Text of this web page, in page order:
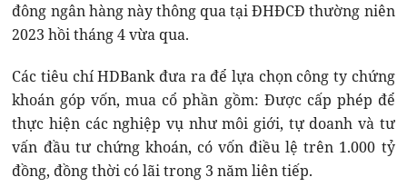
đông ngân hàng này thông qua tại ĐHĐCĐ thường niên
2023 hồi tháng 4 vừa qua.
Các tiêu chí HDBank đưa ra để lựa chọn công ty chứng
khoán góp vốn, mua cổ phần gồm: Được cấp phép để
thực hiện các nghiệp vụ như môi giới, tự doanh và tư
vấn đầu tư chứng khoán, có vốn điều lệ trên 1.000 tỷ
đồng, đồng thời có lãi trong 3 năm liên tiếp.